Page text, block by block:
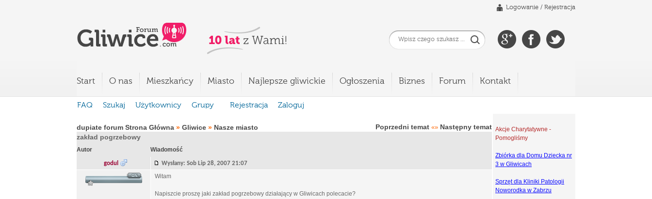
Logowanie / Rejestracja
Start O nas Mieszkańcy Miasto Najlepsze gliwickie Ogłoszenia Biznes Forum Kontakt
FAQ Szukaj Użytkownicy Grupy Rejestracja Zaloguj
dupiate forum Strona Główna » Gliwice » Nasze miasto Poprzedni temat «» Następny temat
zakład pogrzebowy
Autor Wiadomość
godul Wysłany: Sob Lip 28, 2007 21:07
Witam
Napiszcie proszę jaki zakład pogrzebowy działający w Gliwicach polecacie?
Akcje Charytatywne -
Pomogliśmy
Zbiórka dla Domu Dziecka nr
3 w Gliwicach
Sprzęt dla Kliniki Patologii
Noworodka w Zabrzu